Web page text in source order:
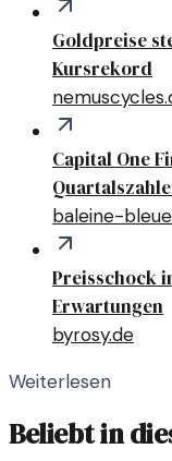
Goldpreise
Kursrekord
Capital One
baleine-
Preisschock
Erwartungen
byrosy.de
Weiterlesen
Beliebt in